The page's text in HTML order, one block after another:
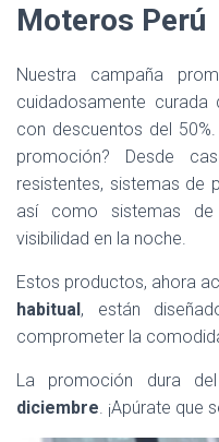
Moteros Perú
Nuestra campaña
cuidadosamente curada
con descuentos del
promoción? Desde
resistentes, sistemas de
así como sistemas de
visibilidad en la noche.
Estos productos, ahora
habitual, están
comprometer la
La promoción dura del
diciembre . ¡Apúrate